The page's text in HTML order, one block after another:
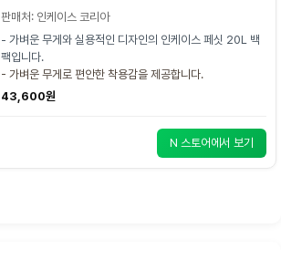
판매처: 인케이스 코리아
- 가벼운 무게와 실용적인 디자인의 인케이스 페싯 20L 백
팩입니다.
- 가벼운 무게로 편안한 착용감을 제공합니다.
43,600원
N 스토어에서 보기